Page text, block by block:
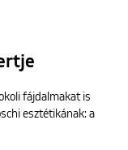
fájdalmakat is
esztétikának: a